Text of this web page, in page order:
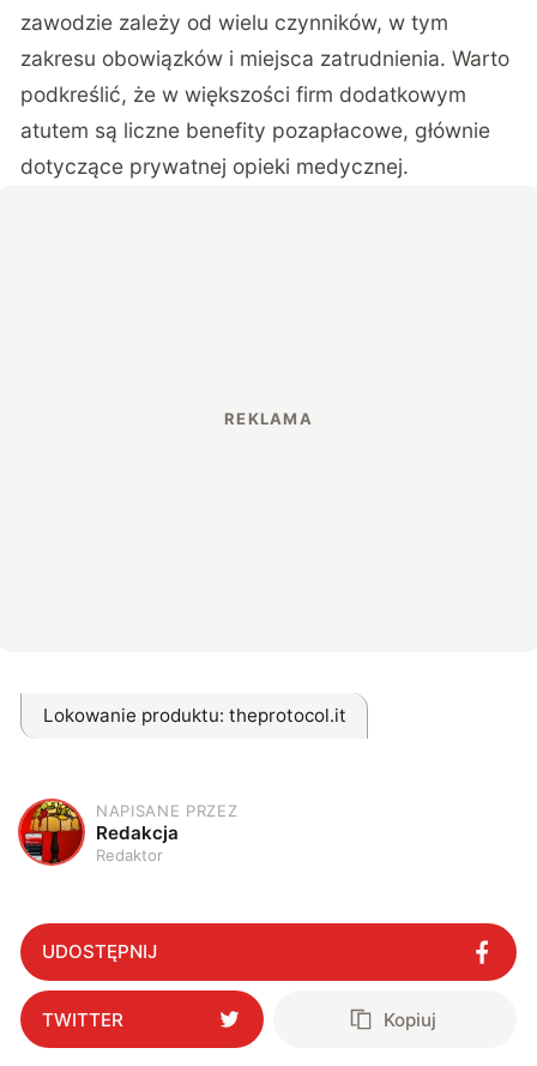
zawodzie zależy od wielu czynników, w tym
zakresu obowiązków i miejsca zatrudnienia. Warto
podkreślić, że w większości firm dodatkowym
atutem są liczne benefity pozapłacowe, głównie
dotyczące prywatnej opieki medycznej.
Lokowanie produktu: theprotocol.it
R
NAPISANE PRZEZ
Redakcja
Redaktor
UDOSTĘPNIJ
TWITTER Kopiuj